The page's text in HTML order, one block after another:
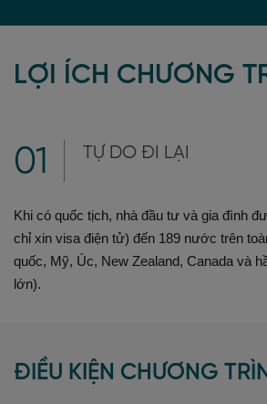
LỢI ÍCH CHƯƠNG
01 TỰ DO ĐI LẠI
Khi có quốc tịch, nhà đầu tư và gia đình
chỉ xin visa điện tử) đến 189 nước trên
quốc, Mỹ, Úc, New Zealand, Canada và
lớn).
ĐIỀU KIỆN CHƯƠNG